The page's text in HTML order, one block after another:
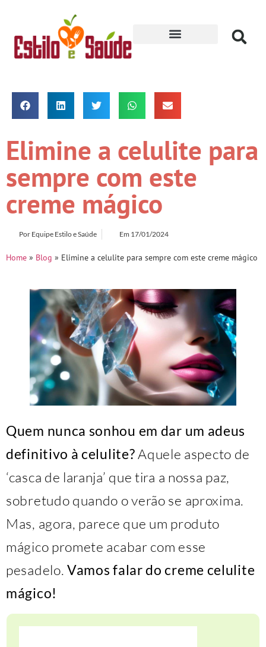
Elimine a celulite para
sempre com este
creme mágico
Por Equipe Estilo e Saúde Em 17/01/2024
Home » Blog » Elimine a celulite para sempre com este creme mágico
Quem nunca sonhou em dar um adeus
definitivo à celulite?Aquele aspecto de
‘casca de laranja’ que tira a nossa paz,
sobretudo quando o verão se aproxima.
Mas, agora, parece que um produto
mágico promete acabar com esse
pesadelo. Vamos falar do creme celulite
mágico!